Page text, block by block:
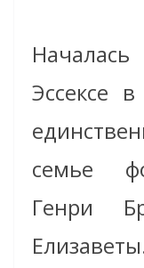
Эссексе
семье
Генри